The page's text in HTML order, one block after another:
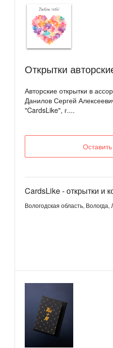
Открытки
Авторские открытки в
Данилов Сергей
"CardsLike", г....
CardsLike - открытки и
Вологодская область,